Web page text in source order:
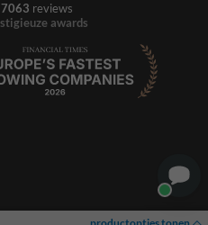
productopties tonen
7063 reviews
awards